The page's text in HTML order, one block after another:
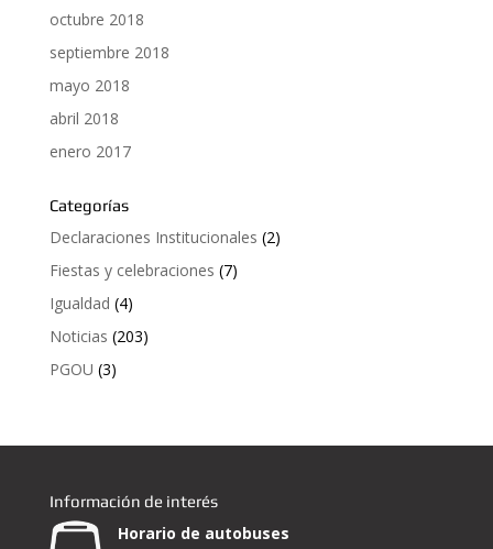
octubre 2018
septiembre 2018
mayo 2018
abril 2018
enero 2017
Categorías
Declaraciones Institucionales (2)
Fiestas y celebraciones (7)
Igualdad (4)
Noticias (203)
PGOU (3)
Información de interés
Horario de autobuses